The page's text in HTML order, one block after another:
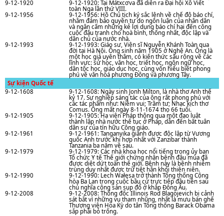
9-12-1920
9-12-1920: Tại Mátxcơva đã diễn ra Đại hội Xô Viết
toàn Nga lần thứ VIII.
9-12-1956
9-12-1956: Hồ Chủ tịch ký sắc lệnh về chế độ báo chí,
nhằm đảm bảo quyền tự do ngôn luận của nhân dân
và ngǎn cấm những kẻ lợi dụng báo chí hại đến công
cuộc đấu tranh cho hoà bình, thống nhất, độc lập và
dân chủ của nước nhà.
9-12-1993
9-12-1993: Giáo sư, Viện sĩ Nguyễn Khánh Toàn qua
đời tại Hà Nội. Ông sinh năm 1905 ở Nghệ An. Ông là
một học giả uyên thâm, có kiến thức sâu rộng về các
lĩnh vực: sử học, vǎn học, triết học, ngôn ngữ học,
dân tộc học, giáo dục học, cùng vốn hiểu biết phong
phú về vǎn hoá phương Đông và phương Tây.
Sự kiện Quốc tế
9-12-1608
9-12-1608: Ngày sinh Jonh Milton, là nhà thơ Anh thế
kỷ 17. Sự nghiệp sáng tác của ông rất phong phú với
các tác phẩm như: Niềm vui; Trầm tư; Nhạc kịch thơ
Comus. Ông mất ngày 8-11-1674 thọ 66 tuổi.
9-12-1905
9-12-1905: Hạ viện Pháp thông qua một đạo luật
thành lập nhà nước thế tục ở Pháp, dẫn đến bất tuân
dân sự của tín hữu Công giáo.
9-12-1961
9-12-1961: Tanganyika giành được độc lập từ Vương
quốc Anh trước khi hợp nhất với Zanzibar thành
Tanzania ba năm về sau.
9-12-1979
9-12-1979: Các nhà khoa học nổi tiếng trong ủy ban
Tổ chức Y tế Thế giới chứng nhận bệnh đậu mùa đã
được diệt dứt toàn thế giới. Bệnh này là bệnh nhiễm
trùng duy nhất được trừ tiệt hẳn khỏi thiên niên.
9-12-1990
9-12-1990: Lech Wałęsa trở thành Tổng thống Cộng
hòa Ba Lan trong cuộc bầu cử trực tiếp đầu tiên sau
chủ nghĩa cộng sản sụp đổ ở khắp Đông Âu.
9-12-2008
9-12-2008: Thống đốc Illinois Rod Blagojevich bị cảnh
sát bắt vì những vụ tham nhũng, nhất là mưu bán ghế
Thượng viện Hoa Kỳ do tân Tổng thống Barack Obama
sắp phải bỏ trống.